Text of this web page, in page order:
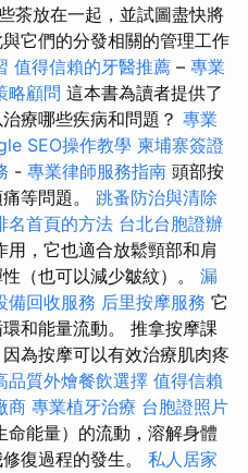
茶放在一起，並試圖盡快將
它們的分發相關的管理工作
值得信賴的牙醫推薦 – 專業
略顧問 這本書為讀者提供了
療哪些疾病和問題？ 專業
SEO操作教學 柬埔寨簽證
- 專業律師服務指南 頭部按
等問題。 跳蚤防治與清除
名首頁的方法 台北台胞證辦
用，它也適合放鬆頸部和肩
（也可以減少皺紋）。 漏
備回收服務 后里按摩服務 它
和能量流動。 推拿按摩課
為按摩可以有效治療肌肉疼
品質外燴餐飲選擇 值得信賴
商 專業植牙治療 台胞證照片
命能量）的流動，溶解身體
復過程的發生。 私人居家